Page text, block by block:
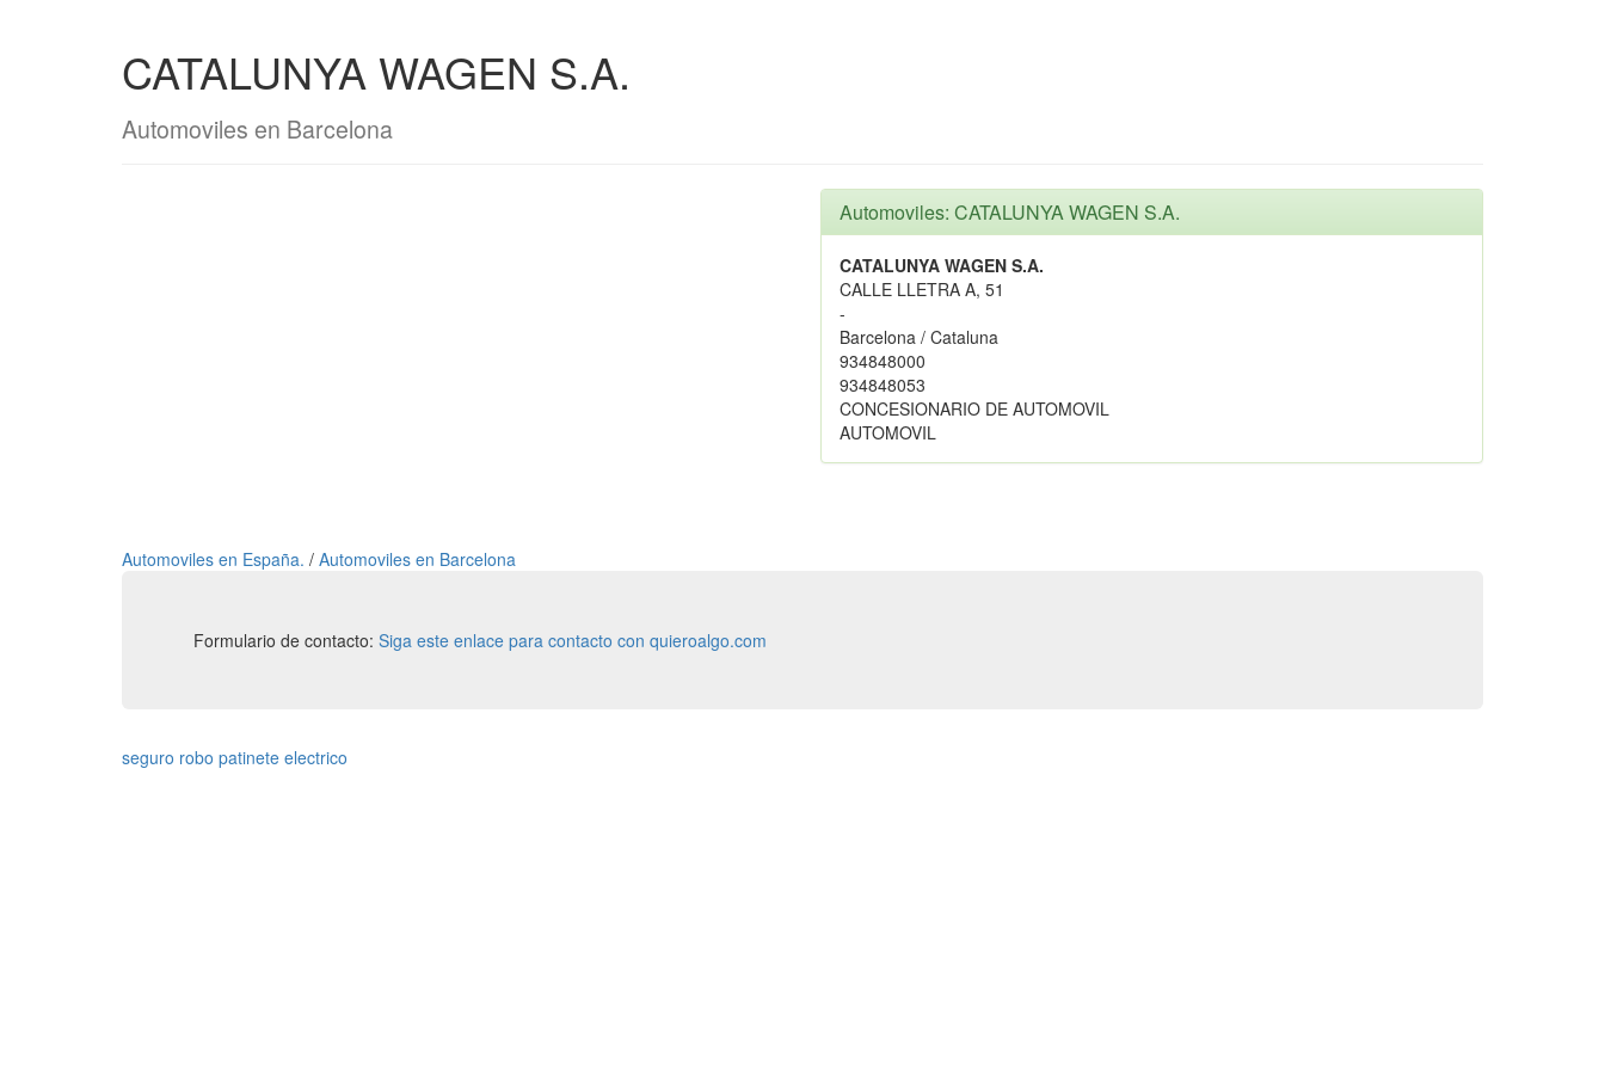
CATALUNYA WAGEN S.A.
Automoviles en Barcelona
Automoviles: CATALUNYA WAGEN S.A.
CATALUNYA WAGEN S.A.
CALLE LLETRA A, 51
-
Barcelona / Cataluna
934848000
934848053
CONCESIONARIO DE AUTOMOVIL
AUTOMOVIL
Automoviles en España. / Automoviles en Barcelona
Formulario de contacto: Siga este enlace para contacto con quieroalgo.com
seguro robo patinete electrico